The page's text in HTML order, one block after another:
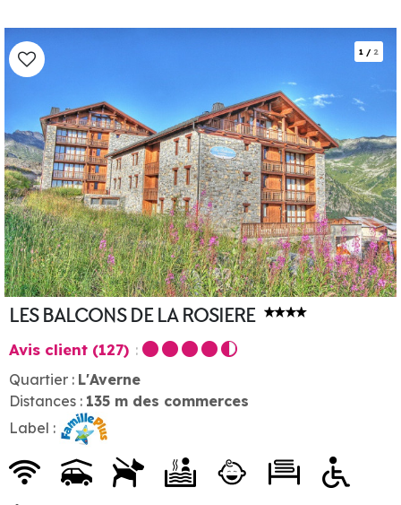
1 / 2
LES BALCONS DE LA ROSIERE
Avis client (127)
Quartier : L'Averne
Distances : 135 m des commerces
Label :